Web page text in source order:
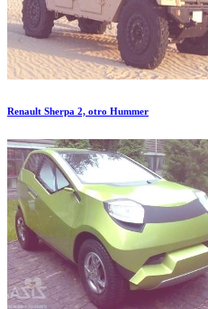
Renault Sherpa 2, otro Hummer